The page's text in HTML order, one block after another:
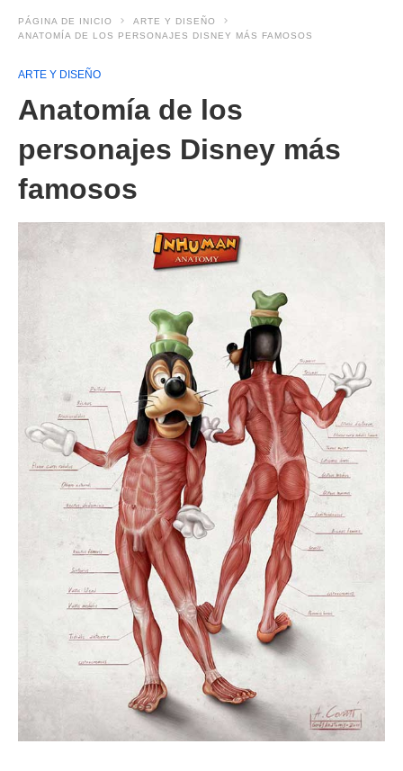
PÁGINA DE INICIO
ARTE Y DISEÑO
ANATOMÍA DE LOS PERSONAJES DISNEY MÁS FAMOSOS
ARTE Y DISEÑO
Anatomía de los
personajes Disney más
famosos